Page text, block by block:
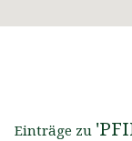
Einträge zu